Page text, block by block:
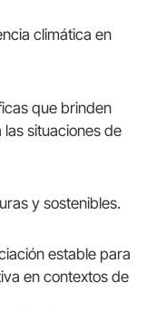
climática en
que brinden
situaciones de
y sostenibles.
estable para
en contextos de